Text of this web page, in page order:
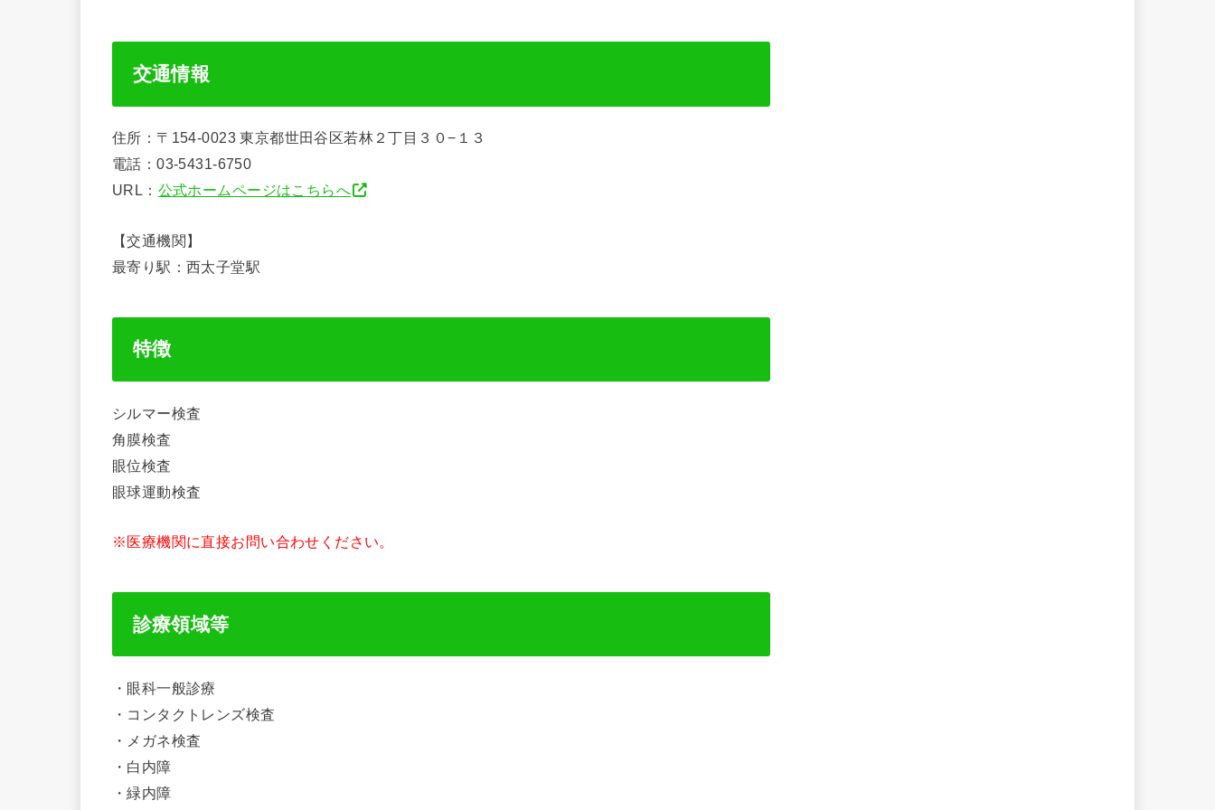
交通情報
住所：〒154-0023 東京都世田谷区若林２丁目３０−１３
電話：03-5431-6750
URL： 公式ホームページはこちらへ
【交通機関】
最寄り駅：西太子堂駅
特徴
シルマー検査
角膜検査
眼位検査
眼球運動検査
※医療機関に直接お問い合わせください。
診療領域等
・眼科一般診療
・コンタクトレンズ検査
・メガネ検査
・白内障
・緑内障